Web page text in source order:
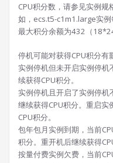
CPU积分数，请参见实例
如，ecs.t5-c1m1.large实例
最大积分余额为432（18*24
停机可能对获得CPU积分有
实例停机但未开启实例停机
续获得CPU积分。
实例停机且开启了实例停机
继续获得CPU积分。重启实
CPU积分。
包年包月实例到期，当前
积分。重开机后继续获得
按量付费实例欠费，当前